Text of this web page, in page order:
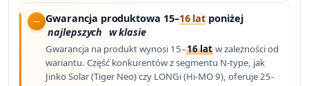
Gwarancja produktowa 15–16 lat poniżej
najlepszych w klasie
Gwarancja na produkt wynosi 15–16 lat w zależności od
wariantu. Część konkurentów z segmentu N-type, jak
Jinko Solar (Tiger Neo) czy LONGi (Hi-MO 9), oferuje 25-